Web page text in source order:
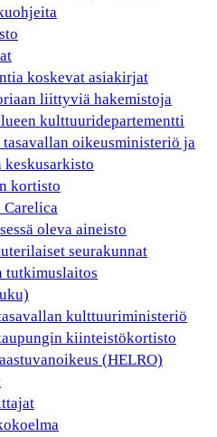
koskevat asiakirjat
liittyviä hakemistoja
kulttuuridepartementti
tasavallan oikeusministeriö ja
kortisto
Carelica
oleva aineisto
seurakunnat
tutkimuslaitos
kulttuuriministeriö
kiinteistökortisto
(HELRO)